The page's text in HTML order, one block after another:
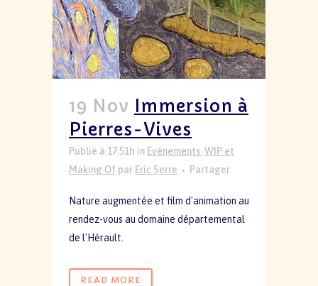
19 Nov Immersion à
Pierres-Vives
Publié à 17:51h in Événements, WIP et
Making Of par Eric Serre Partager
Nature augmentée et film d'animation au
rendez-vous au domaine départemental
de l'Hérault.
READ MORE